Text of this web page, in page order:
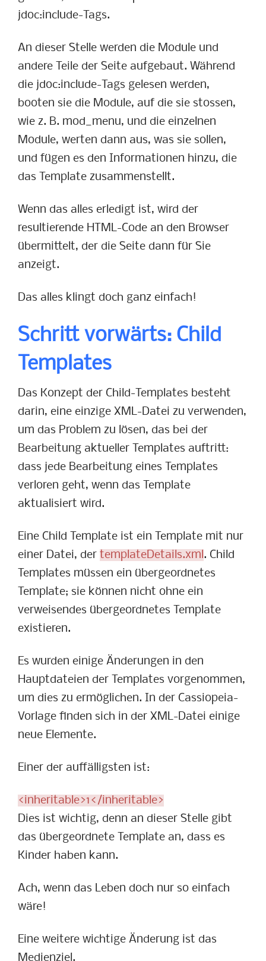
jdoc:include-Tags.
An dieser Stelle werden die Module und
andere Teile der Seite aufgebaut. Während
die jdoc:include-Tags gelesen werden,
booten sie die Module, auf die sie stossen,
wie z. B. mod_menu, und die einzelnen
Module, werten dann aus, was sie sollen,
und fügen es den Informationen hinzu, die
das Template zusammenstellt.
Wenn das alles erledigt ist, wird der
resultierende HTML-Code an den Browser
übermittelt, der die Seite dann für Sie
anzeigt.
Das alles klingt doch ganz einfach!
Schritt vorwärts: Child
Templates
Das Konzept der Child-Templates besteht
darin, eine einzige XML-Datei zu verwenden,
um das Problem zu lösen, das bei der
Bearbeitung aktueller Templates auftritt:
dass jede Bearbeitung eines Templates
verloren geht, wenn das Template
aktualisiert wird.
Eine Child Template ist ein Template mit nur
einer Datei, der templateDetails.xml . Child
Templates müssen ein übergeordnetes
Template; sie können nicht ohne ein
verweisendes übergeordnetes Template
existieren.
Es wurden einige Änderungen in den
Hauptdateien der Templates vorgenommen,
um dies zu ermöglichen. In der Cassiopeia-
Vorlage finden sich in der XML-Datei einige
neue Elemente.
Einer der auffälligsten ist:
<inheritable>1</inheritable>
Dies ist wichtig, denn an dieser Stelle gibt
das übergeordnete Template an, dass es
Kinder haben kann.
Ach, wenn das Leben doch nur so einfach
wäre!
Eine weitere wichtige Änderung ist das
Medienziel.